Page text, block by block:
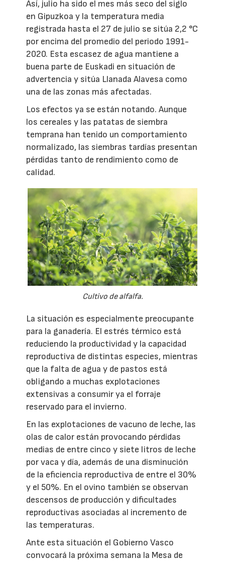
Así, julio ha sido el mes más seco del siglo
en Gipuzkoa y la temperatura media
registrada hasta el 27 de julio se sitúa 2,2 °C
por encima del promedio del periodo 1991-
2020. Esta escasez de agua mantiene a
buena parte de Euskadi en situación de
advertencia y sitúa Llanada Alavesa como
una de las zonas más afectadas.
Los efectos ya se están notando. Aunque
los cereales y las patatas de siembra
temprana han tenido un comportamiento
normalizado, las siembras tardías presentan
pérdidas tanto de rendimiento como de
calidad.
Cultivo de alfalfa.
La situación es especialmente preocupante
para la ganadería. El estrés térmico está
reduciendo la productividad y la capacidad
reproductiva de distintas especies, mientras
que la falta de agua y de pastos está
obligando a muchas explotaciones
extensivas a consumir ya el forraje
reservado para el invierno.
En las explotaciones de vacuno de leche, las
olas de calor están provocando pérdidas
medias de entre cinco y siete litros de leche
por vaca y día, además de una disminución
de la eficiencia reproductiva de entre el 30%
y el 50%. En el ovino también se observan
descensos de producción y dificultades
reproductivas asociadas al incremento de
las temperaturas.
Ante esta situación el Gobierno Vasco
convocará la próxima semana la Mesa de